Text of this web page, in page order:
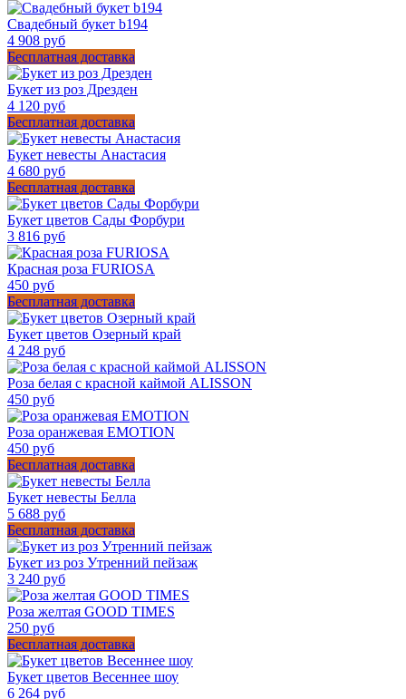
Свадебный букет b194
4 908 руб
Бесплатная доставка
Букет из роз Дрезден
4 120 руб
Бесплатная доставка
Букет невесты Анастасия
4 680 руб
Бесплатная доставка
Букет цветов Сады Форбури
3 816 руб
Красная роза FURIOSA
450 руб
Бесплатная доставка
Букет цветов Озерный край
4 248 руб
Роза белая с красной каймой ALISSON
450 руб
Роза оранжевая EMOTION
450 руб
Бесплатная доставка
Букет невесты Белла
5 688 руб
Бесплатная доставка
Букет из роз Утренний пейзаж
3 240 руб
Роза желтая GOOD TIMES
250 руб
Бесплатная доставка
Букет цветов Весеннее шоу
6 264 руб